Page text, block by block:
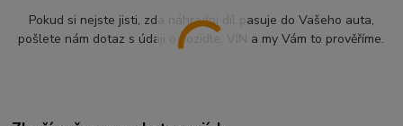
Pokud si nejste jisti, zda náhradní díl pasuje do Vašeho auta,
pošlete nám dotaz s údaji o vozidle, VIN a my Vám to prověříme.